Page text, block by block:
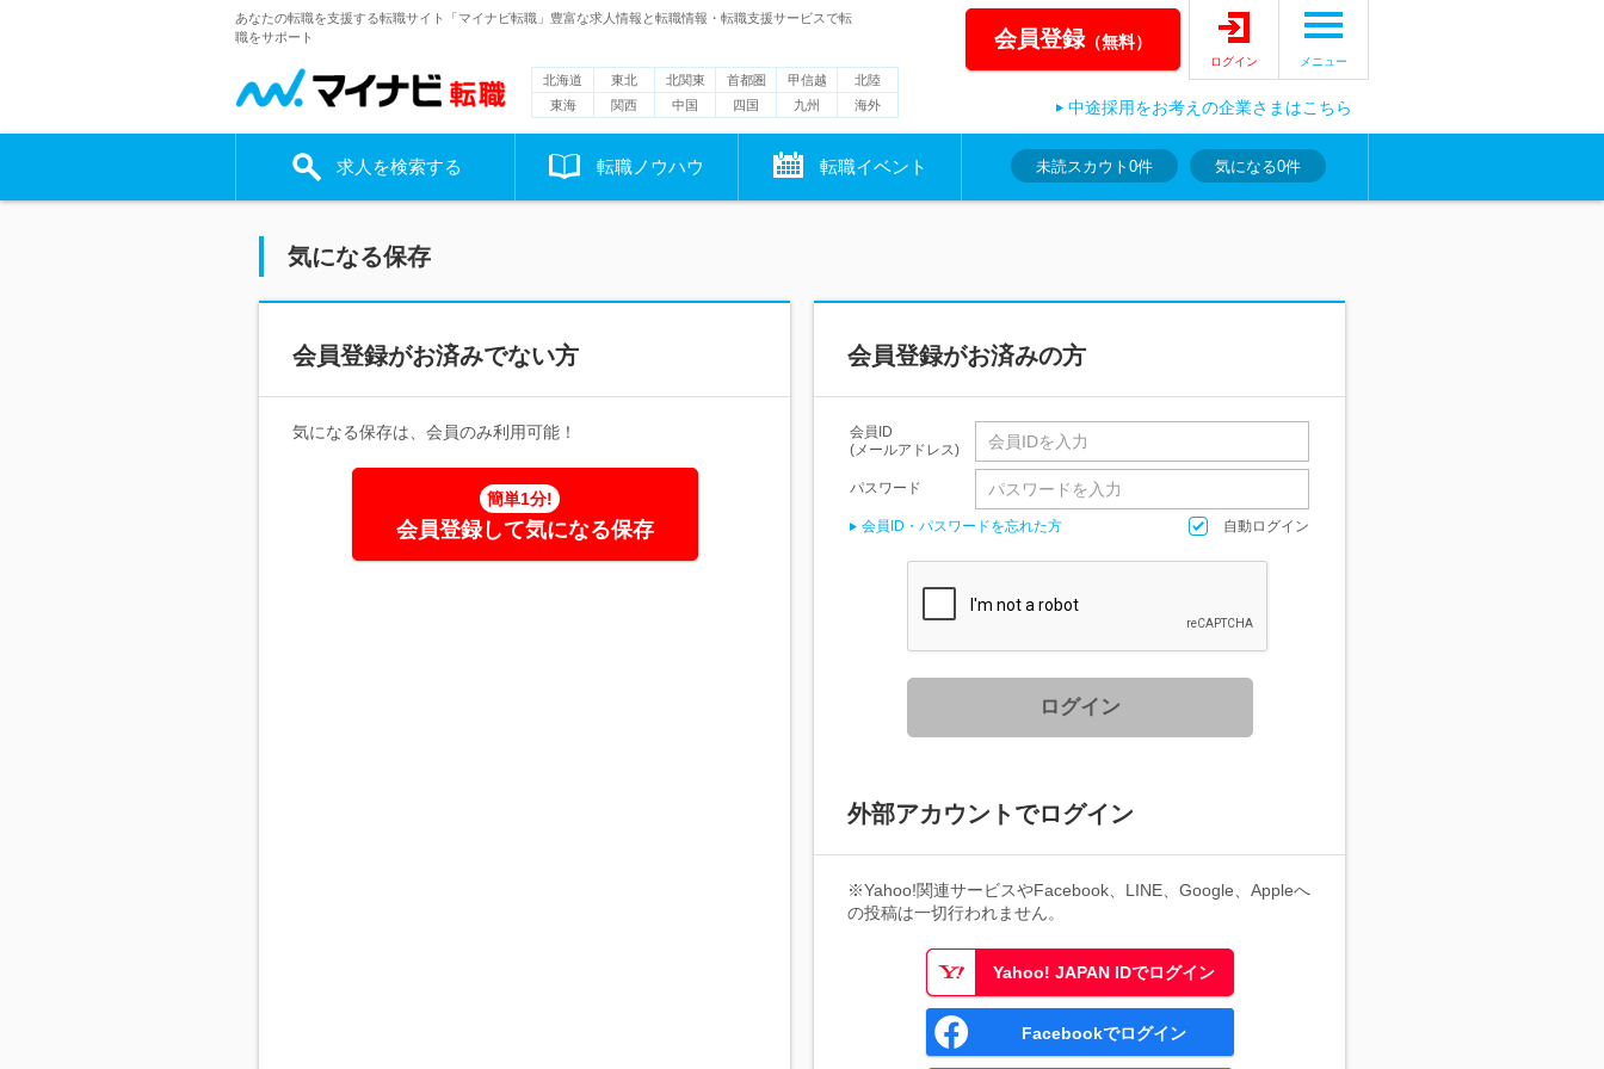
あなたの転職を支援する転職サイト「マイナビ転職」豊富な求人情報と転職情報・転職支援サービスで転
職をサポート
北海道 東北 北関東 首都圏 甲信越
北陸
東海
関西 中国 四国 九州 海外
会員登録（無料）
ログイン メニュー
中途採用をお考えの企業さまはこちら
求人を検索する 転職ノウハウ 転職イベント 未読スカウト 0件 気になる0件
気になる保存
会員登録がお済みでない方
気になる保存は、会員のみ利用可能！
簡単1分!
会員登録して気になる保存
会員登録がお済みの方
会員ID
(メールアドレス)
パスワード
会員ID・パスワードを忘れた方 自動ログイン
ログイン
外部アカウントでログイン
※Yahoo!関連サービスやFacebook、LINE、Google、Appleへ
の投稿は一切行われません。
Yahoo! JAPAN IDでログイン
Facebookでログイン